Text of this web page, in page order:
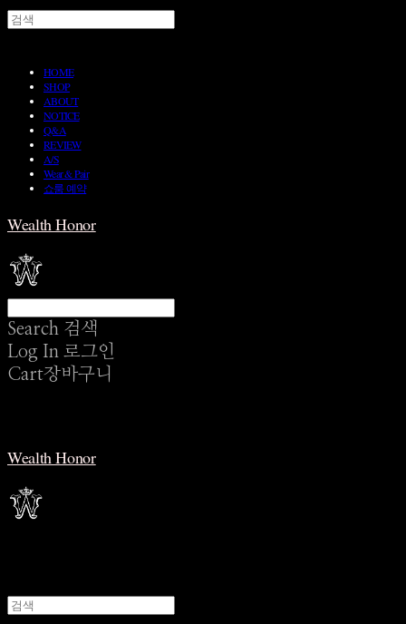
HOME
SHOP
ABOUT
NOTICE
Q&A
REVIEW
A/S
Wear & Pair
쇼룸 예약
Wealth Honor
Search 검색
Log In 로그인
Cart장바구니
Wealth Honor